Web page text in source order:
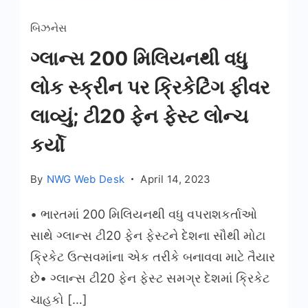
બિઝનેસ
ગ્લાન્સ 200 મિલિયનથી વધુ
લોક સ્ક્રીન પર ક્રિકેટિંગ ફીવર
લાવ્યું; ટી20 ફેન ફેસ્ટ લોન્ચ
કર્યો
By NWG Web Desk April 14, 2023
• ભારતમાં 200 મિલિયનથી વધુ વપરાશકર્તાઓ
સાથે ગ્લાન્સ ટી20 ફેન ફેસ્ટને દેશના સૌથી મોટા
ક્રિકેટ ઉત્સવમાંના એક તરીકે બનાવવા માટે તૈયાર
છે• ગ્લાન્સ ટી20 ફેન ફેસ્ટ સમગ્ર દેશમાં ક્રિકેટ
ચાહકો […]